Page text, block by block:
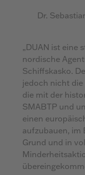
Dr.
„DUAN ist eine
nordische
Schiffskasko.
jedoch nicht
die mit der
SMABTP und
einen
aufzubauen, im
Grund und in